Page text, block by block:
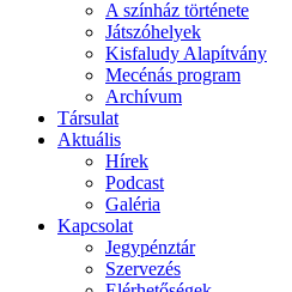
A színház története
Játszóhelyek
Kisfaludy Alapítvány
Mecénás program
Archívum
Társulat
Aktuális
Hírek
Podcast
Galéria
Kapcsolat
Jegypénztár
Szervezés